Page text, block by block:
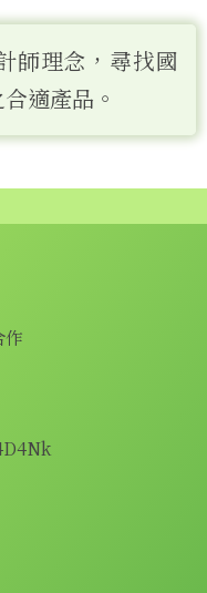
師理念，尋找國
適產品。
作